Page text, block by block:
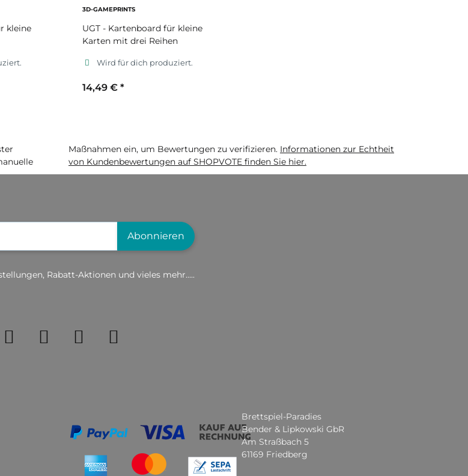
kleine
3D-GAMEPRINTS
UGT - Kartenboard für kleine
Karten mit drei Reihen
Wird für dich produziert.
14,49 € *
Maßnahmen ein, um Bewertungen zu verifizieren. Informationen zur Echtheit
von Kundenbewertungen auf SHOPVOTE finden Sie hier.
Abonnieren
Rabatt-Aktionen und vieles mehr.....
Brettspiel-Paradies
Bender & Lipkowski GbR
Am Straßbach 5
61169 Friedberg